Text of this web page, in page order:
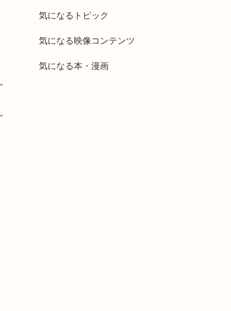
気になるトピック
気になる映像コンテンツ
気になる本・漫画